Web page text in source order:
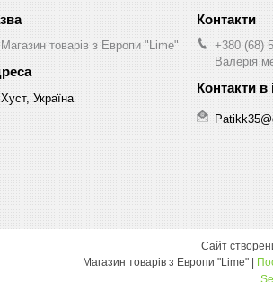
Магазин товарів з Европи "Lime"
Хуст, Україна
+380 (68)
Валерія
Сайт